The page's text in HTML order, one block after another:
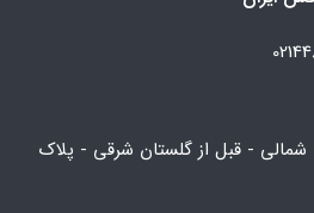
شمالی - قبل از گلستان شرقی - پلاک